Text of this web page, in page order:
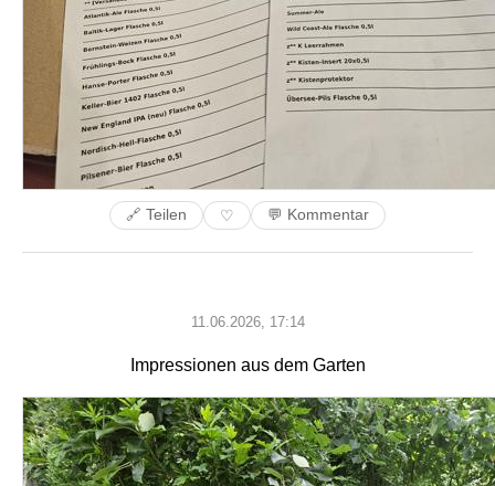
🔗 Teilen ♡ 💬 Kommentar
11.06.2026, 17:14
Impressionen aus dem Garten